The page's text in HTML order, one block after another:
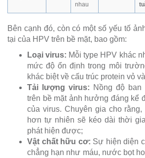
nhau
Bên cạnh đó, còn có một số yếu tố
tại của HPV trên bề mặt, bao gồm:
Loại virus: Mỗi type HPV khác
mức độ ổn định trong môi
khác biệt về cấu trúc protein vỏ
Tải lượng virus: Nồng độ ban
trên bề mặt ảnh hưởng đáng kể
của virus. Chuyên gia cho
hơn tự nhiên sẽ kéo dài thời
phát hiện được;
Vật chất hữu cơ: Sự hiện diện
chẳng hạn như máu, nước bọt